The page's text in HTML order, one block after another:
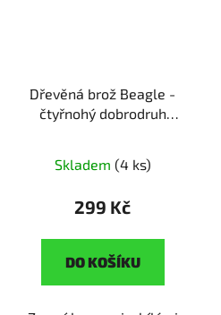
Dřevěná brož Beagle -
čtyřnohý dobrodruh
Skladem (4 ks)
299 Kč
DO KOŠÍKU